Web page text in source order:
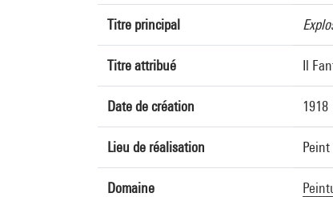
Titre principal
Titre attribué Il
Date de création 1918
Lieu de réalisation Peint
Domaine